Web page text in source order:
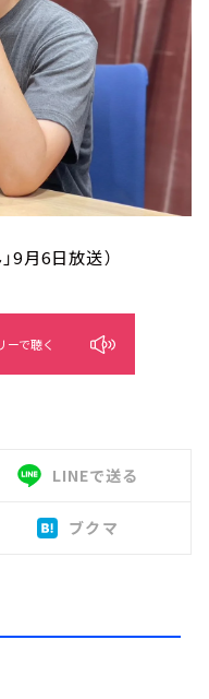
9月6日放送）
ーで聴く
LINEで送る
ブクマ